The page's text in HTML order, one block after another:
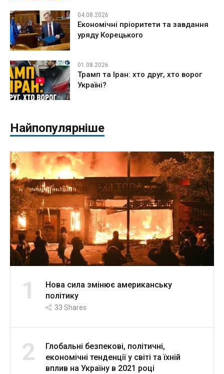
04.08.2026
Економічні пріоритети та завдання
уряду Корецького
01.08.2026
Трамп та Іран: хто друг, хто ворог
Україні?
Найпопулярніше
1
Нова сила змінює американську
політику
33 Shares
2
Глобальні безпекові, політичні,
економічні тенденції у світі та їхній
вплив на Україну в 2021 році